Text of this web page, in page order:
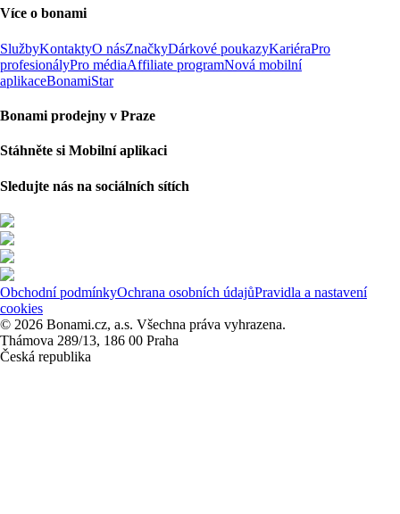
Více o bonami
SlužbyKontaktyO násZnačkyDárkové poukazyKariéraPro
profesionályPro médiaAffiliate programNová mobilní
aplikaceBonamiStar
Bonami prodejny v Praze
Stáhněte si Mobilní aplikaci
Sledujte nás na sociálních sítích
Obchodní podmínkyOchrana osobních údajůPravidla a nastavení
cookies
© 2026 Bonami.cz, a.s. Všechna práva vyhrazena.
Thámova 289/13, 186 00 Praha
Česká republika